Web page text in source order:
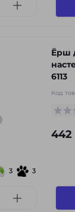
3 3
Ёрш
6113
Код
442